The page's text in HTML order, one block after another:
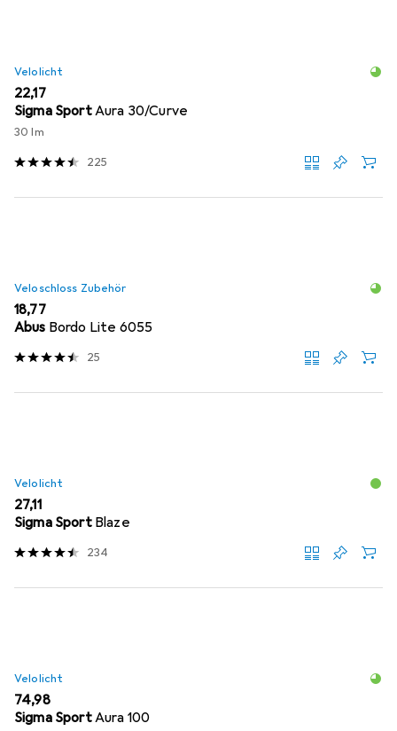
Velolicht
EUR
22,17
Sigma SportAura 30/Curve
30 lm
225
Veloschloss Zubehör
EUR
18,77
Abus Bordo Lite 6055
25
Velolicht
EUR
27,11
Sigma Sport Blaze
234
Velolicht
EUR
74,98
Sigma SportAura 100